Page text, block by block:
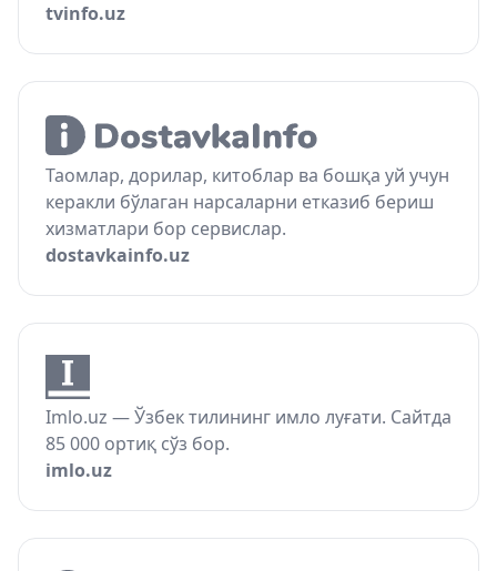
tvinfo.uz
Таомлар, дорилар, китоблар ва бошқа уй учун
керакли бўлаган нарсаларни етказиб бериш
хизматлари бор сервислар.
dostavkainfo.uz
Imlo.uz — Ўзбек тилининг имло луғати. Сайтда
85 000 ортиқ сўз бор.
imlo.uz